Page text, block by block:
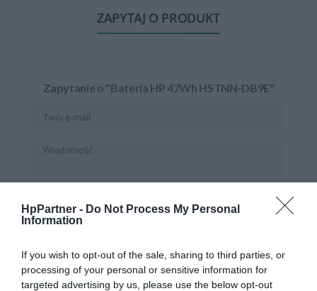
HpPartner - Do Not Process My Personal
Information
If you wish to opt-out of the sale, sharing to third parties, or
processing of your personal or sensitive information for
targeted advertising by us, please use the below opt-out
ZAPYTAJ O PRODUKT
Zapytanie o "Bateria HP 47Wh HSTNN-DB9E"